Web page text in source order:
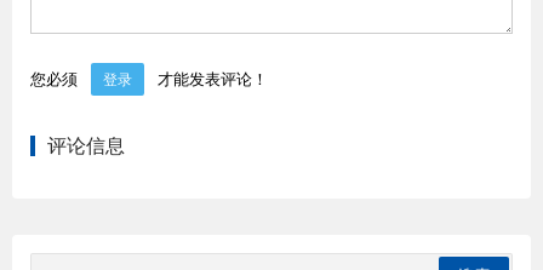
您必须 登录 才能发表评论！
评论信息